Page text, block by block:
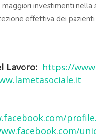
investimenti nella
effettiva dei pazienti
Lavoro: https://